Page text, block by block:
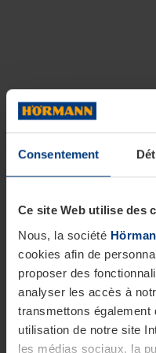
Consentement
Ce site Web utilise des
Nous, la société
cookies afin de
proposer des
analyser les accès à
transmettons
utilisation de notre site
les médias sociaux, la